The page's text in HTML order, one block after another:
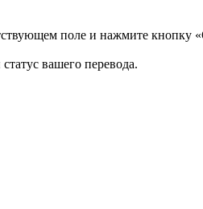
поле и нажмите кнопку
вашего перевода.